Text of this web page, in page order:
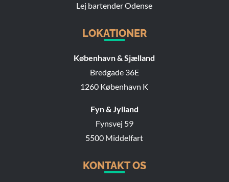
Lej bartender Odense
LOKATIONER
København & Sjælland
Bredgade 36E
1260 København K
Fyn & Jylland
Fynsvej 59
5500 Middelfart
KONTAKT OS